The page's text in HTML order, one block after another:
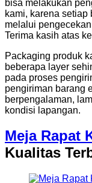
bisa melakukan
kami, karena setiap
melalui
Terima kasih atas
Packaging produk
beberapa layer
pada proses
pengiriman barang
berpengalaman,
kondisi lapangan.
Meja Rapat
Kualitas